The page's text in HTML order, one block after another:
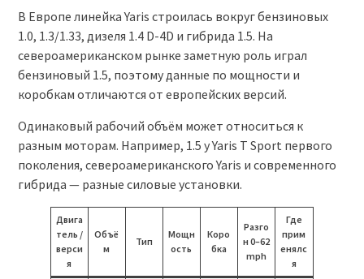
В Европе линейка Yaris строилась вокруг бензиновых
1.0, 1.3/1.33, дизеля 1.4 D-4D и гибрида 1.5. На
североамериканском рынке заметную роль играл
бензиновый 1.5, поэтому данные по мощности и
коробкам отличаются от европейских версий.
Одинаковый рабочий объём может относиться к
разным моторам. Например, 1.5 у Yaris T Sport первого
поколения, североамериканского Yaris и современного
гибрида — разные силовые установки.
Двига
тель /
верси
я
Объё
м
Тип
Мощн
ость
Коро
бка
Разго
н 0–62
mph
Где
прим
енялс
я